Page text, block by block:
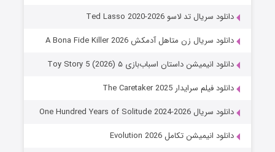
دانلود سریال تد لاسو Ted Lasso 2020-2026
دانلود سریال زن متاهل آدمکش A Bona Fide Killer 2026
دانلود انیمیشن داستان اسباب‌بازی ۵ Toy Story 5 (2026)
دانلود فیلم سرایدار The Caretaker 2025
دانلود سریال One Hundred Years of Solitude 2024-2026
دانلود انیمیشن تکامل Evolution 2026